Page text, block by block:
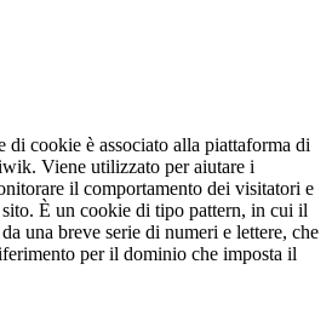
di cookie è associato alla piattaforma di
Viene utilizzato per aiutare i
il comportamento dei visitatori e
È un cookie di tipo pattern, in cui il
una breve serie di numeri e lettere, che
per il dominio che imposta il